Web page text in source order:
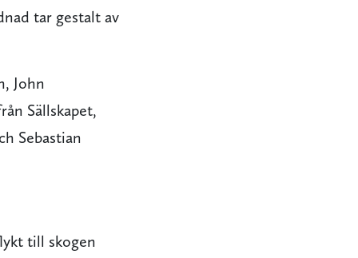
tar gestalt av
John
Sällskapet,
Sebastian
till skogen